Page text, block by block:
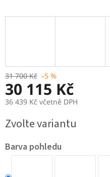
31 700 Kč –5 %
30 115 Kč
36 439 Kč včetně DPH
cena:
Zvolte variantu
Barva pohledu